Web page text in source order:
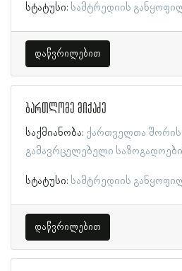
სტატუსი: სამტრედიის
დაწვრილებით
ბართლომე მიქაძე
საქმიანობა: ქართველთა შორის
გამავრცელებელი
სტატუსი: სამტრედიის
დაწვრილებით